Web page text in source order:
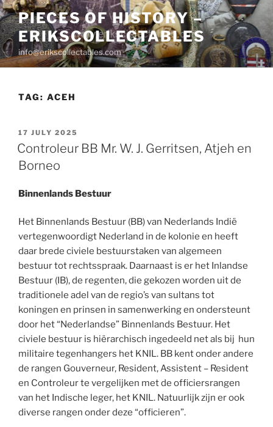
Skip
to
content
PIECES OF HISTORY –
ERIKSCOLLECTABLES
info@erikscollectables.com
TAG: ACEH
POSTED
ON
17 JULY 2025
Controleur BB Mr. W. J. Gerritsen, Atjeh en
Borneo
Binnenlands Bestuur
Het Binnenlands Bestuur (BB) van Nederlands Indië
vertegenwoordigt Nederland in de kolonie en heeft
daar brede civiele bestuurstaken van algemeen
bestuur tot rechtsspraak. Daarnaast is er het Inlandse
Bestuur (IB), de regenten, die gekozen worden uit de
traditionele adel van de regio’s van sultans tot
koningen en prinsen in samenwerking en ondersteunt
door het “Nederlandse” Binnenlands Bestuur. Het
civiele bestuur is hiërarchisch ingedeeld net als bij hun
militaire tegenhangers het KNIL. BB kent onder andere
de rangen Gouverneur, Resident, Assistent – Resident
en Controleur te vergelijken met de officiersrangen
van het Indische leger, het KNIL. Natuurlijk zijn er ook
diverse rangen onder deze “officieren”.